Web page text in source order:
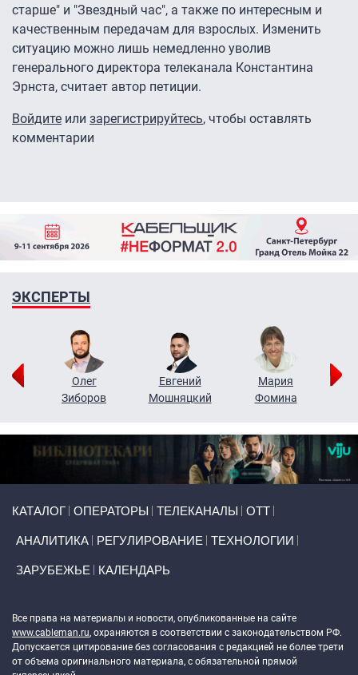
старше" и "Звездный час", а также по интересным и
качественным передачам для взрослых. Изменить
ситуацию можно лишь немедленно уволив
генерального директора телеканала Константина
Эрнста, считает автор петиции.
Войдите или зарегистрируйтесь, чтобы оставлять
комментарии
ЭКСПЕРТЫ
Олег
Зиборов
Евгений
Мошняцкий
Мария
Фомина
КАТАЛОГ ОПЕРАТОРЫ ТЕЛЕКАНАЛЫ ОТТ
АНАЛИТИКА РЕГУЛИРОВАНИЕ ТЕХНОЛОГИИ
ЗАРУБЕЖЬЕ КАЛЕНДАРЬ
Все права на материалы и новости, опубликованные на сайте
www.cableman.ru, охраняются в соответствии с законодательством РФ.
Допускается цитирование без согласования с редакцией не более трети
от объема оригинального материала, с обязательной прямой